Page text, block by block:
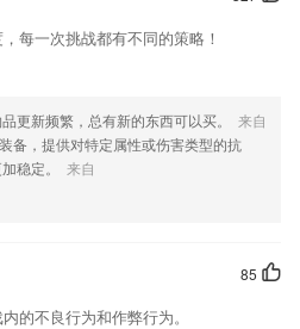
验！
平台基本要求。
，如果您喜欢这款软件，您可以到应用
每一次挑战都有不同的策略！
更新频繁，总有新的东西可以买。
来自
备，提供对特定属性或伤害类型的抗
稳定。
来自
85
的不良行为和作弊行为。